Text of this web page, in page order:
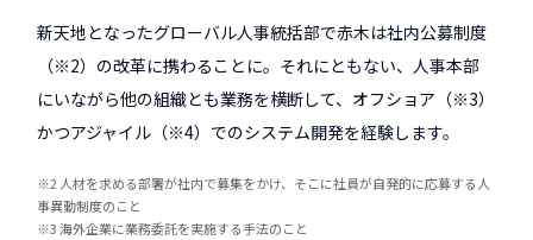
新天地となったグローバル人事統括部で赤木は社内公募制度
（※2）の改革に携わることに。それにともない、人事本部
にいながら他の組織とも業務を横断して、オフショア（※3）
かつアジャイル（※4）でのシステム開発を経験します。
※2 人材を求める部署が社内で募集をかけ、そこに社員が自発的に応募する人
事異動制度のこと
※3 海外企業に業務委託を実施する手法のこと